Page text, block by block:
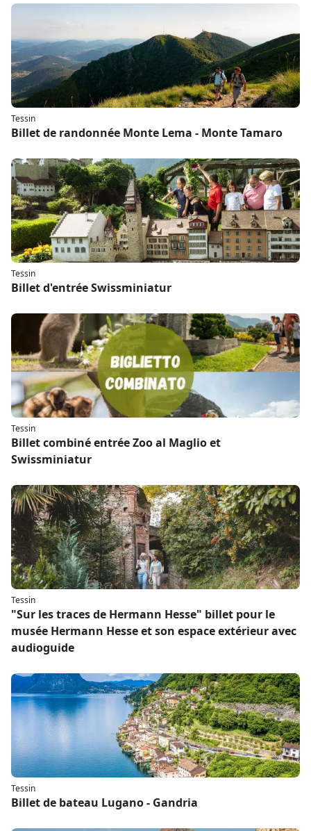
Tessin
Billet de randonnée Monte Lema - Monte Tamaro
Tessin
Billet d'entrée Swissminiatur
Tessin
Billet combiné entrée Zoo al Maglio et
Swissminiatur
Tessin
"Sur les traces de Hermann Hesse" billet pour le
musée Hermann Hesse et son espace extérieur avec
audioguide
Tessin
Billet de bateau Lugano - Gandria